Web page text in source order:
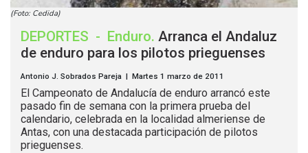
(Foto: Cedida)
DEPORTES - Enduro. Arranca el Andaluz
de enduro para los pilotos prieguenses
Antonio J. Sobrados Pareja | Martes 1 marzo de 2011
El Campeonato de Andalucía de enduro arrancó este
pasado fin de semana con la primera prueba del
calendario, celebrada en la localidad almeriense de
Antas, con una destacada participación de pilotos
prieguenses.